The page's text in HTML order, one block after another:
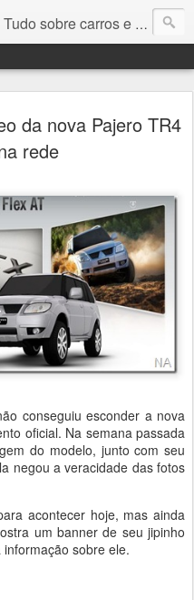
Tudo sobre carros e motores
da nova Pajero TR4
rede
conseguiu esconder a nova
oficial. Na semana passada
do modelo, junto com seu
negou a veracidade das fotos
acontecer hoje, mas ainda
um banner de seu jipinho
sobre ele.